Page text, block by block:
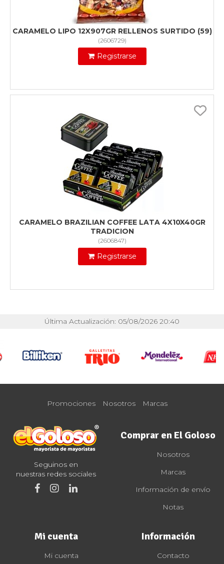
CARAMELO LIPO 12X907GR RELLENOS SURTIDO (59)
(2606729)
Registrarse
CARAMELO BRAZILIAN COFFEE LATA 4X10X40GR
TRADICION
(2606847)
Registrarse
Última Actualización: 05/08/2026 20:40
Promociones Nosotros Marcas
Seguinos en
nuestras redes sociales
Comprar en El Goloso
Nosotros
Marcas
Información de envío
Notas
Mi cuenta
Mi cuenta
Información
Contacto